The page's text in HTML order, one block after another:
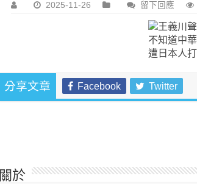
2025-11-26 留下回應
分享文章 Facebook Twitter
關於